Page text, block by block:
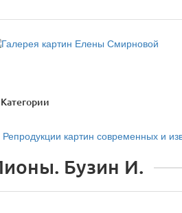
Категории
Репродукции картин современных и
Бузин И.